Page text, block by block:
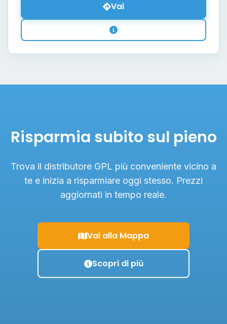
Vai
Risparmia subito sul pieno
Trova il distributore GPL più conveniente vicino a
te e inizia a risparmiare oggi stesso. Prezzi
aggiornati in tempo reale.
Vai alla Mappa
Scopri di più